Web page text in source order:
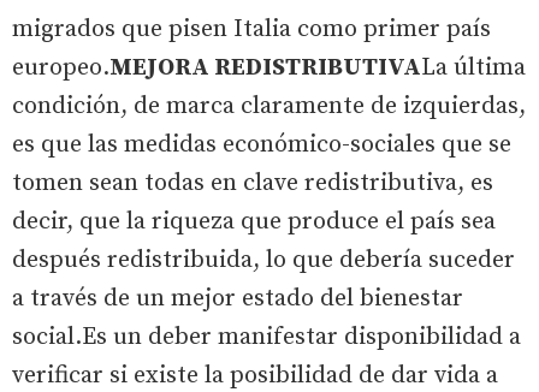
migrados que pisen Italia como primer país
europeo.MEJORA REDISTRIBUTIVALa última
condición, de marca claramente de izquierdas,
es que las medidas económico-sociales que se
tomen sean todas en clave redistributiva, es
decir, que la riqueza que produce el país sea
después redistribuida, lo que debería suceder
a través de un mejor estado del bienestar
social.Es un deber manifestar disponibilidad a
verificar si existe la posibilidad de dar vida a